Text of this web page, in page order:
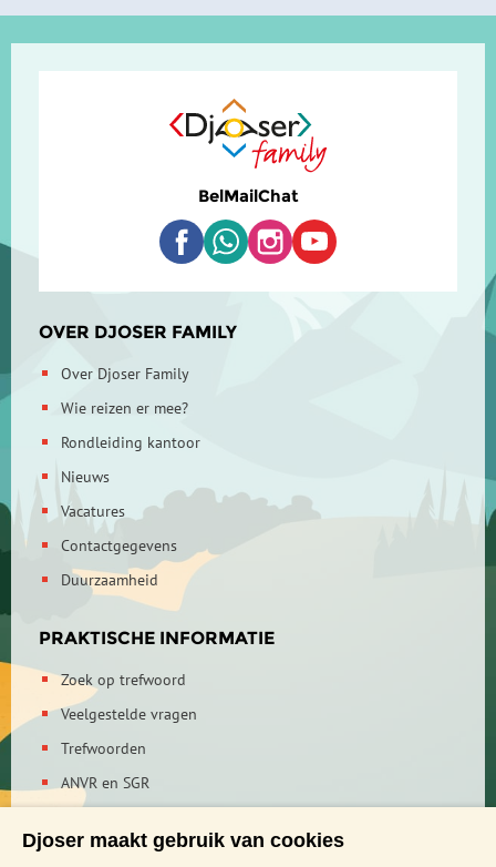
BelMailChat
OVER DJOSER FAMILY
Over Djoser Family
Wie reizen er mee?
Rondleiding kantoor
Nieuws
Vacatures
Contactgegevens
Duurzaamheid
PRAKTISCHE INFORMATIE
Zoek op trefwoord
Veelgestelde vragen
Trefwoorden
ANVR en SGR
Verzekeringen
Djoser maakt gebruik van cookies